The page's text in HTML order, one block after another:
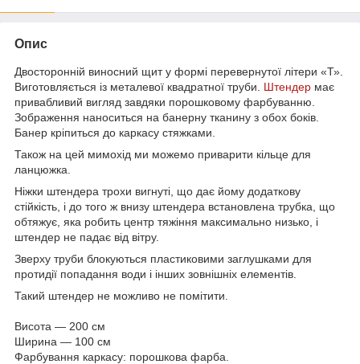
Опис
Двосторонній виносний щит у формі перевернутої літери «Т».
Виготовляється із металевої квадратної труби. Штендер має
привабливий вигляд завдяки порошковому фарбуванню.
Зображення наноситься на банерну тканину з обох боків.
Банер кріпиться до каркасу стяжками.
Також на цей мимохід ми можемо приварити кільце для
ланцюжка.
Ніжки штендера трохи вигнуті, що дає йому додаткову
стійкість, і до того ж внизу штендера встановлена трубка, що
обтяжує, яка робить центр тяжіння максимально низько, і
штендер не падає від вітру.
Зверху труби блокуються пластиковими заглушками для
протидії попадання води і інших зовнішніх елементів.
Такий штендер не можливо не помітити.
Висота — 200 см
Ширина — 100 см
Фарбування каркасу: порошкова фарба.